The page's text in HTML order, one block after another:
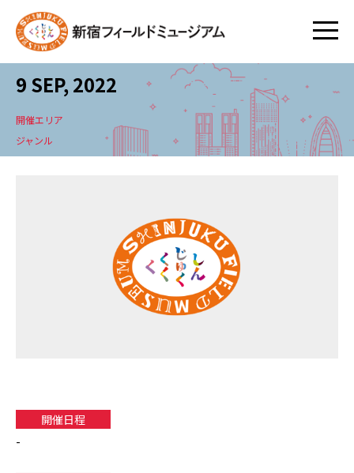
9 SEP, 2022
開催エリア
ジャンル
開催日程
-